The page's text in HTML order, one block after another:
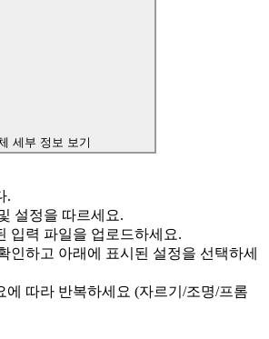
세부 정보 보기
.
설정을 따르세요.
입력 파일을 업로드하세요.
인하고 아래에 표시된 설정을 선택하세
에 따라 반복하세요 (자르기/조명/프롬